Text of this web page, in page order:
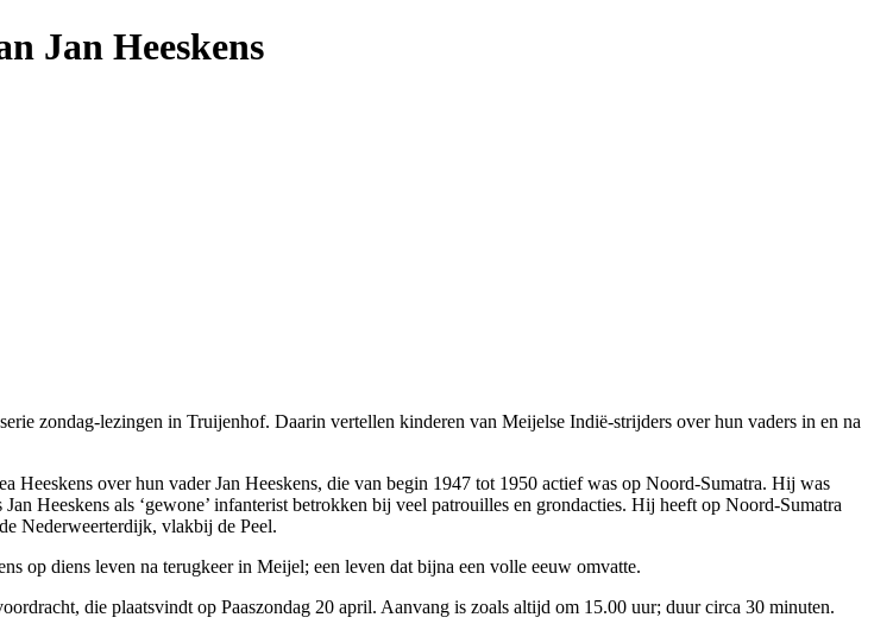
Jan Heeskens
zondag-lezingen in Truijenhof. Daarin vertellen kinderen van Meijelse Indië-strijders over hun vaders in en na
over hun vader Jan Heeskens, die van begin 1947 tot 1950 actief was op Noord-Sumatra. Hij was
Heeskens als ‘gewone’ infanterist betrokken bij veel patrouilles en grondacties. Hij heeft op Noord-Sumatra
Nederweerterdijk, vlakbij de Peel.
op diens leven na terugkeer in Meijel; een leven dat bijna een volle eeuw omvatte.
die plaatsvindt op Paaszondag 20 april. Aanvang is zoals altijd om 15.00 uur; duur circa 30 minuten.